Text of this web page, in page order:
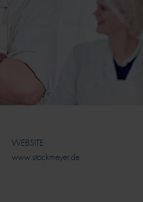
WEBSITE
www.stockmeyer.de